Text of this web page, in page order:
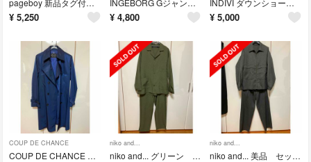
pageboy 新品タグ付き フルワイドジーンズ サイズ27
¥ 5,250
INGEBORG Gジャン ブラック サイズL (ピンクハウス )
¥ 4,800
INDIVI ダウンショートコート 軽くてあったかい！サイズ46 17号
¥ 5,000
COUP DE CHANCE
COUP DE CHANCE トレンチコート ロイヤルブルー サイズ40
niko and...
niko and... グリーン セットアップ サイズ④
niko and...
niko and... 美品 セットアップ グレー M 秋に大活躍！